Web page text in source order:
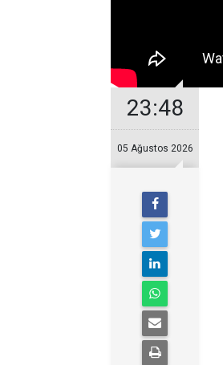
23:48
05 Ağustos 2026